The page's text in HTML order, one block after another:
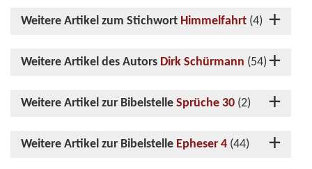
Weitere Artikel zum Stichwort Himmelfahrt (4)
Weitere Artikel des Autors Dirk Schürmann (54)
Weitere Artikel zur Bibelstelle Sprüche 30 (2)
Weitere Artikel zur Bibelstelle Epheser 4 (44)